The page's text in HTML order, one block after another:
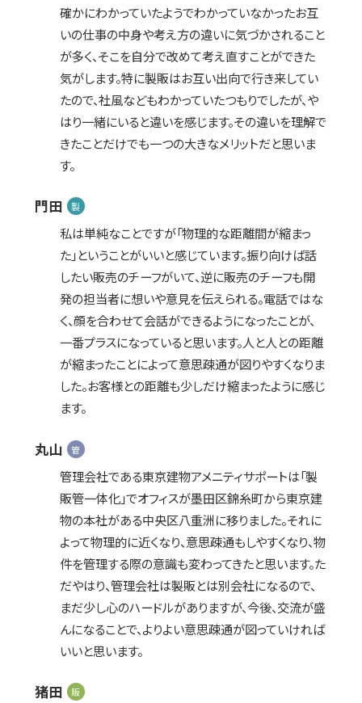
確かにわかっていたようでわかっていなかったお互
いの仕事の中身や考え方の違いに気づかされること
が多く、そこを自分で改めて考え直すことができた
気がします。特に製販はお互い出向で行き来してい
たので、社風などもわかっていたつもりでしたが、や
はり一緒にいると違いを感じます。その違いを理解で
きたことだけでも一つの大きなメリットだと思いま
す。
門田 製
私は単純なことですが「物理的な距離間が縮まっ
た」ということがいいと感じています。振り向けば話
したい販売のチーフがいて、逆に販売のチーフも開
発の担当者に想いや意見を伝えられる。電話ではな
く、顔を合わせて会話ができるようになったことが、
一番プラスになっていると思います。人と人との距離
が縮まったことによって意思疎通が図りやすくなりま
した。お客様との距離も少しだけ縮まったように感じ
ます。
丸山 管
管理会社である東京建物アメニティサポートは「製
販管一体化」でオフィスが墨田区錦糸町から東京建
物の本社がある中央区八重洲に移りました。それに
よって物理的に近くなり、意思疎通もしやすくなり、物
件を管理する際の意識も変わってきたと思います。た
だやはり、管理会社は製販とは別会社になるので、
まだ少し心のハードルがありますが、今後、交流が盛
んになることで、よりよい意思疎通が図っていければ
いいと思います。
猪田 販